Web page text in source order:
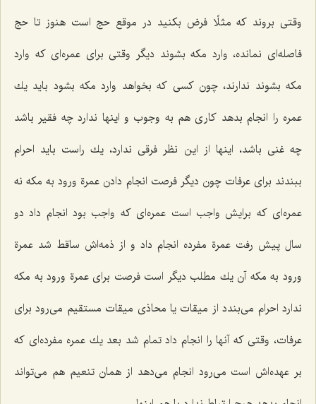
وقتی بروند كه مثلًا فرض بكنید در موقع حج است هنوز تا حج
فاصله‌ای نمانده، وارد مكه بشوند دیگر وقتی برای عمره‌ای كه وارد
مكه بشوند ندارند، چون كسی كه بخواهد وارد مكه بشود باید یك
عمره را انجام بدهد كاری هم به وجوب و اینها ندارد چه فقیر باشد
چه غنی باشد، اینها از این نظر فرقی ندارد، یك راست باید احرام
ببندند برای عرفات چون دیگر فرصت انجام دادن عمرة ورود به مكه نه
عمره‌ای كه برایش واجب است عمره‌ای كه واجب بود انجام داد دو
سال پیش رفت عمرة مفرده انجام داد و از ذمه‌اش ساقط شد عمرة
ورود به مكه آن یك مطلب دیگر است فرصت برای عمرة ورود به مكه
ندارد احرام می‌بندد از میقات یا محاذی میقات مستقیم می‌رود برای
عرفات، وقتی كه آنها را انجام داد تمام شد بعد یك عمره مفرده‌ای كه
بر عهده‌اش است می‌رود انجام می‌دهد از همان تنعیم هم می‌تواند